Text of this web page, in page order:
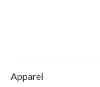
Apparel